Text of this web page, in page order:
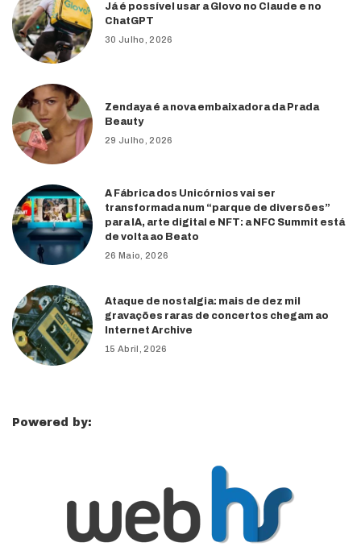
Já é possível usar a Glovo no Claude e no
ChatGPT
30 Julho, 2026
Zendaya é a nova embaixadora da Prada
Beauty
29 Julho, 2026
A Fábrica dos Unicórnios vai ser
transformada num “parque de diversões”
para IA, arte digital e NFT: a NFC Summit está
de volta ao Beato
26 Maio, 2026
Ataque de nostalgia: mais de dez mil
gravações raras de concertos chegam ao
Internet Archive
15 Abril, 2026
Powered by: